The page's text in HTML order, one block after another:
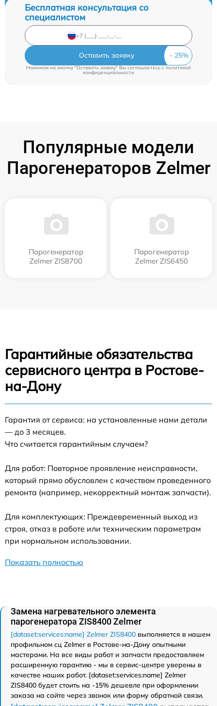
Бесплатная консультация со
специалистом
Оставить заявку
Нажимая на кнопку "Оставить заявку" Вы соглашаетесь c политикой
конфиденциальности
Популярные модели
Парогенераторов Zelmer
Парогенератор
Zelmer ZIS8700
Парогенератор
Zelmer ZIS6450
Гарантийные обязательства
сервисного центра в Ростове-
на-Дону
Гарантия от сервиса: на установленные нами детали
— до 3 месяцев.
Что считается гарантийным случаем?
Для работ: Повторное проявление неисправности,
который прямо обусловлен с качеством проведенного
ремонта (например, некорректный монтаж запчасти).
Для комплектующих: Преждевременный выход из
строя, отказ в работе или техническим параметрам
при нормальном использовании.
Показать полностью
Замена нагревательного элемента
парогенератора ZIS8400 Zelmer
[dataset:services:name] Zelmer ZIS8400 выполняется в нашем
профильном сц Zelmer в Ростове-на-Дону опытными
мастерами. На все виды работ и запчасти предоставляем
расширенную гарантию - мы в сервис-центре уверены в
качестве наших работ. [dataset:services:name] Zelmer
ZIS8400 будет стоить на -15% дешевле при оформлении
заказа на сайте через звонок или форму обратной связи.